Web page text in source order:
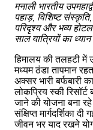
मनाली भारतीय
पहाड़, विशिष्ट
परिदृश्य और भव्य होटल
साल यात्रियों का
हिमालय की तलहटी में
मध्यम ठंडा तापमान
अक्सर भारी
लोकप्रिय स्की
जाने की योजना बना
संक्षिप्त मार्गदर्शिका
जीवन भर याद रखने